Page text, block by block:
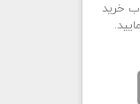
خرید